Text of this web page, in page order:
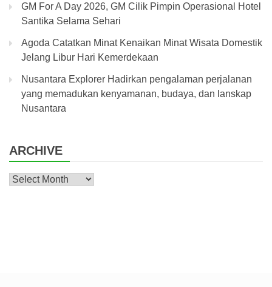
GM For A Day 2026, GM Cilik Pimpin Operasional Hotel
Santika Selama Sehari
Agoda Catatkan Minat Kenaikan Minat Wisata Domestik
Jelang Libur Hari Kemerdekaan
Nusantara Explorer Hadirkan pengalaman perjalanan
yang memadukan kenyamanan, budaya, dan lanskap
Nusantara
ARCHIVE
Archive